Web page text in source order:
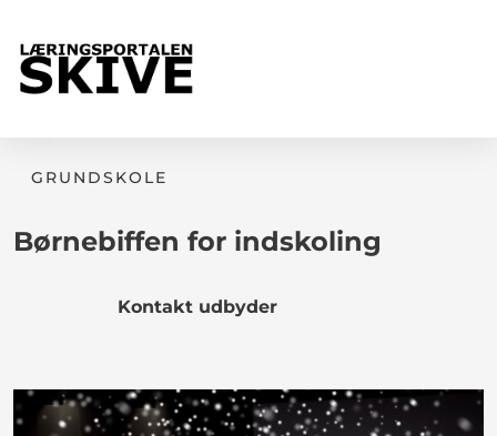
GRUNDSKOLE
Børnebiffen for indskoling
Kontakt udbyder